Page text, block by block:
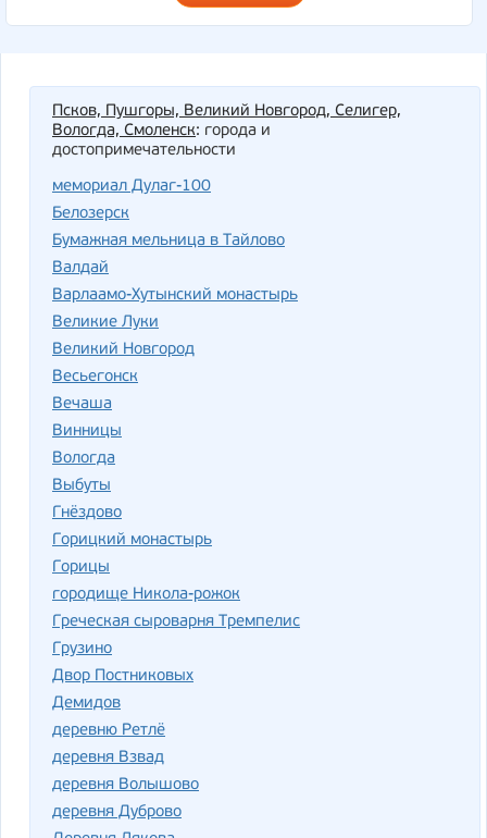
Псков, Пушгоры, Великий Новгород, Селигер,
Вологда, Смоленск: города и
достопримечательности
мемориал Дулаг-100
Белозерск
Бумажная мельница в Тайлово
Валдай
Варлаамо-Хутынский монастырь
Великие Луки
Великий Новгород
Весьегонск
Вечаша
Винницы
Вологда
Выбуты
Гнёздово
Горицкий монастырь
Горицы
городище Никола-рожок
Греческая сыроварня Тремпелис
Грузино
Двор Постниковых
Демидов
деревню Ретлё
деревня Взвад
деревня Волышово
деревня Дуброво